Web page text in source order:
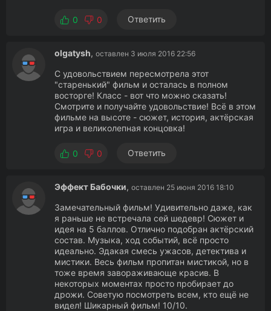
0 0 Ответить
olgatysh, оставлен 3 июля 2016 22:56
С удовольствием пересмотрела этот
"старенький" фильм и осталась в полном
восторге! Класс - вот что можно сказать!
Смотрите и получайте удовольствие! Всё в этом
фильме на высоте - сюжет, история, актёрская
игра и великолепная концовка!
0 0 Ответить
Эффект Бабочки, оставлен 25 июня 2016 18:10
Замечательный фильм! Удивительно даже, как
я раньше не встречала сей шедевр! Сюжет и
идея на 5 баллов. Отлично подобран актёрский
состав. Музыка, ход событий, всё просто
идеально. Эдакая смесь ужасов, детектива и
мистики. Весь фильм пропитан мистикой, но в
тоже время завораживающе красив. В
некоторых моментах просто пробирает до
дрожи. Советую посмотреть всем, кто ещё не
видел! Шикарный фильм! 10/10.